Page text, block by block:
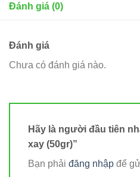
Đánh giá (0)
Đánh giá
Chưa có đánh giá nào.
Hãy là người đầu tiên
xay (50gr)”
Bạn phải đăng nhập để